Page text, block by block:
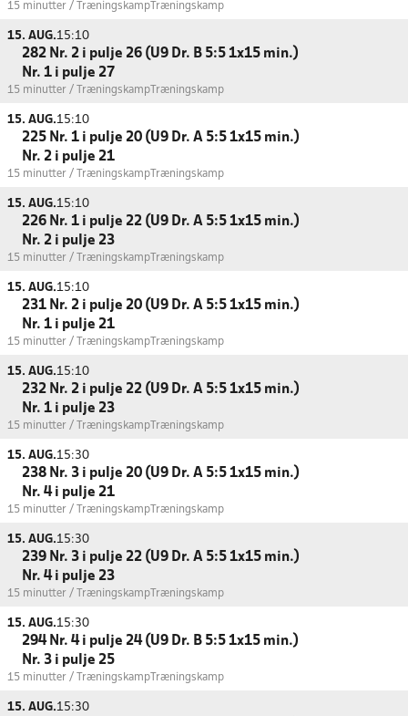
15 minutter / Træningskamp Træningskamp
15. AUG.15:10
282 Nr. 2 i pulje 26 (U9 Dr. B 5:5 1x15 min.)
Nr. 1 i pulje 27
15 minutter / Træningskamp Træningskamp
15. AUG.15:10
225 Nr. 1 i pulje 20 (U9 Dr. A 5:5 1x15 min.)
Nr. 2 i pulje 21
15 minutter / Træningskamp Træningskamp
15. AUG.15:10
226 Nr. 1 i pulje 22 (U9 Dr. A 5:5 1x15 min.)
Nr. 2 i pulje 23
15 minutter / Træningskamp Træningskamp
15. AUG.15:10
231 Nr. 2 i pulje 20 (U9 Dr. A 5:5 1x15 min.)
Nr. 1 i pulje 21
15 minutter / Træningskamp Træningskamp
15. AUG.15:10
232 Nr. 2 i pulje 22 (U9 Dr. A 5:5 1x15 min.)
Nr. 1 i pulje 23
15 minutter / Træningskamp Træningskamp
15. AUG.15:30
238 Nr. 3 i pulje 20 (U9 Dr. A 5:5 1x15 min.)
Nr. 4 i pulje 21
15 minutter / Træningskamp Træningskamp
15. AUG.15:30
239 Nr. 3 i pulje 22 (U9 Dr. A 5:5 1x15 min.)
Nr. 4 i pulje 23
15 minutter / Træningskamp Træningskamp
15. AUG.15:30
294 Nr. 4 i pulje 24 (U9 Dr. B 5:5 1x15 min.)
Nr. 3 i pulje 25
15 minutter / Træningskamp Træningskamp
15. AUG.15:30